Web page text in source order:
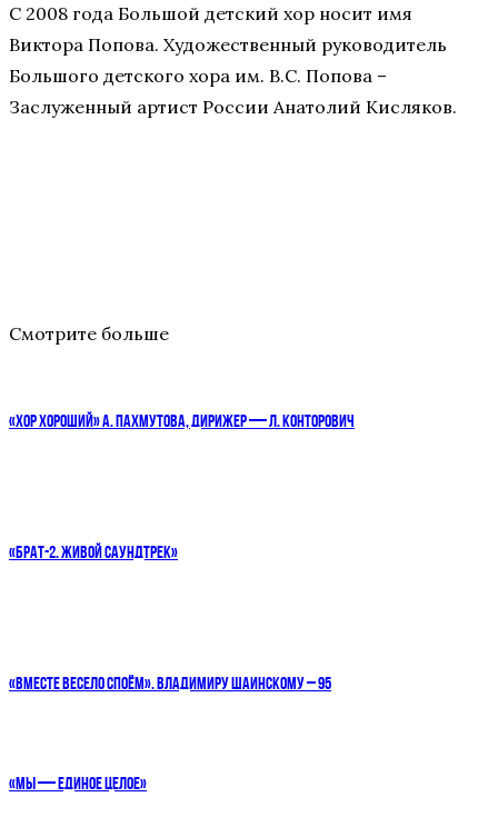
С 2008 года Большой детский хор носит имя
Виктора Попова. Художественный руководитель
Большого детского хора им. В.С. Попова –
Заслуженный артист России Анатолий Кисляков.
Смотрите больше
«ХОР ХОРОШИЙ» А. ПАХМУТОВА, ДИРИЖЕР — Л. КОНТОРОВИЧ
«БРАТ-2. ЖИВОЙ САУНДТРЕК»
«ВМЕСТЕ ВЕСЕЛО СПОЁМ». ВЛАДИМИРУ ШАИНСКОМУ – 95
«МЫ — ЕДИНОЕ ЦЕЛОЕ»